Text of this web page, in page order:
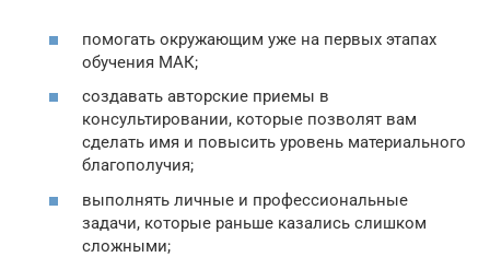
помогать окружающим уже на первых этапах
обучения МАК;
создавать авторские приемы в
консультировании, которые позволят вам
сделать имя и повысить уровень материального
благополучия;
выполнять личные и профессиональные
задачи, которые раньше казались слишком
сложными;